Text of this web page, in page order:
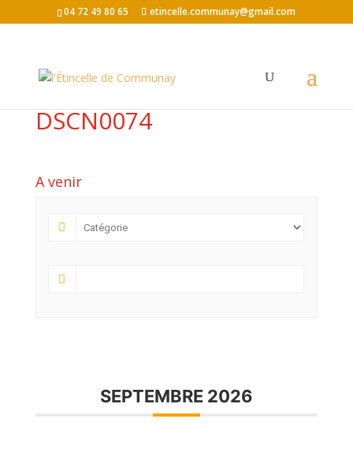
04 72 49 80 65 etincelle.communay@gmail.com
DSCN0074
A venir
SEPTEMBRE 2026